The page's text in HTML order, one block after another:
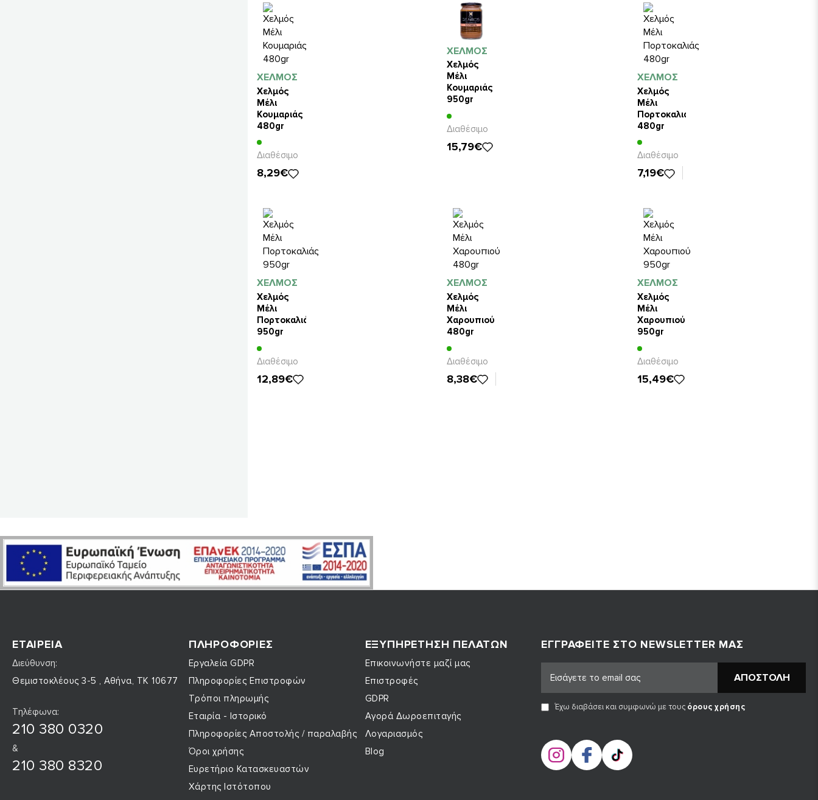
ΧΕΛΜΟΣ
Χελμός
Μέλι
Κουμαριάς
480gr
Διαθέσιμο
8,29€
ΧΕΛΜΟΣ
Χελμός
Μέλι
Κουμαριάς
950gr
Διαθέσιμο
15,79€
ΧΕΛΜΟΣ
Χελμός
Μέλι
Πορτοκαλιάς
480gr
Διαθέσιμο
7,19€
ΧΕΛΜΟΣ
Χελμός
Μέλι
Πορτοκαλιάς
950gr
Διαθέσιμο
12,89€
ΧΕΛΜΟΣ
Χελμός
Μέλι
Χαρουπιού
480gr
Διαθέσιμο
8,38€
ΧΕΛΜΟΣ
Χελμός
Μέλι
Χαρουπιού
950gr
Διαθέσιμο
15,49€
ΕΤΑΙΡΕΊΑ
Διεύθυνση:
Θεμιστοκλέους 3-5 , Αθήνα, ΤΚ 10677
Τηλέφωνα:
210 380 0320
&
210 380 8320
ΠΛΗΡΟΦΟΡΊΕΣ
Εργαλεία GDPR
Πληροφορίες Επιστροφών
Τρόποι πληρωμής
Εταιρία - Ιστορικό
Πληροφορίες Αποστολής / παραλαβής
Όροι χρήσης
Ευρετήριο Κατασκευαστών
Χάρτης Ιστότοπου
ΕΞΥΠΗΡΈΤΗΣΗ ΠΕΛΑΤΏΝ
Επικοινωνήστε μαζί μας
Επιστροφές
GDPR
Αγορά Δωροεπιταγής
Λογαριασμός
Blog
ΕΓΓΡΑΦΕΊΤΕ ΣΤΟ NEWSLETTER ΜΑΣ
ΑΠΟΣΤΟΛΉ
Έχω διαβάσει και συμφωνώ με τους όρους χρήσης